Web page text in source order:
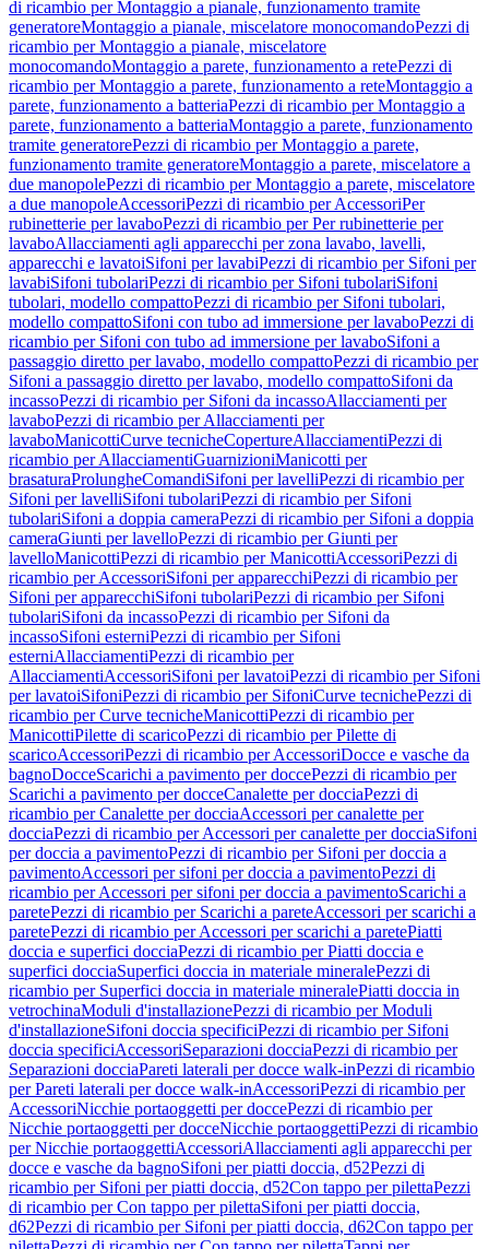
di ricambio per Montaggio a pianale, funzionamento tramite
generatoreMontaggio a pianale, miscelatore monocomandoPezzi di
ricambio per Montaggio a pianale, miscelatore
monocomandoMontaggio a parete, funzionamento a retePezzi di
ricambio per Montaggio a parete, funzionamento a reteMontaggio a
parete, funzionamento a batteriaPezzi di ricambio per Montaggio a
parete, funzionamento a batteriaMontaggio a parete, funzionamento
tramite generatorePezzi di ricambio per Montaggio a parete,
funzionamento tramite generatoreMontaggio a parete, miscelatore a
due manopolePezzi di ricambio per Montaggio a parete, miscelatore
a due manopoleAccessoriPezzi di ricambio per AccessoriPer
rubinetterie per lavaboPezzi di ricambio per Per rubinetterie per
lavaboAllacciamenti agli apparecchi per zona lavabo, lavelli,
apparecchi e lavatoiSifoni per lavabiPezzi di ricambio per Sifoni per
lavabiSifoni tubolariPezzi di ricambio per Sifoni tubolariSifoni
tubolari, modello compattoPezzi di ricambio per Sifoni tubolari,
modello compattoSifoni con tubo ad immersione per lavaboPezzi di
ricambio per Sifoni con tubo ad immersione per lavaboSifoni a
passaggio diretto per lavabo, modello compattoPezzi di ricambio per
Sifoni a passaggio diretto per lavabo, modello compattoSifoni da
incassoPezzi di ricambio per Sifoni da incassoAllacciamenti per
lavaboPezzi di ricambio per Allacciamenti per
lavaboManicottiCurve tecnicheCopertureAllacciamentiPezzi di
ricambio per AllacciamentiGuarnizioniManicotti per
brasaturaProlungheComandiSifoni per lavelliPezzi di ricambio per
Sifoni per lavelliSifoni tubolariPezzi di ricambio per Sifoni
tubolariSifoni a doppia cameraPezzi di ricambio per Sifoni a doppia
cameraGiunti per lavelloPezzi di ricambio per Giunti per
lavelloManicottiPezzi di ricambio per ManicottiAccessoriPezzi di
ricambio per AccessoriSifoni per apparecchiPezzi di ricambio per
Sifoni per apparecchiSifoni tubolariPezzi di ricambio per Sifoni
tubolariSifoni da incassoPezzi di ricambio per Sifoni da
incassoSifoni esterniPezzi di ricambio per Sifoni
esterniAllacciamentiPezzi di ricambio per
AllacciamentiAccessoriSifoni per lavatoiPezzi di ricambio per Sifoni
per lavatoiSifoniPezzi di ricambio per SifoniCurve tecnichePezzi di
ricambio per Curve tecnicheManicottiPezzi di ricambio per
ManicottiPilette di scaricoPezzi di ricambio per Pilette di
scaricoAccessoriPezzi di ricambio per AccessoriDocce e vasche da
bagnoDocceScarichi a pavimento per doccePezzi di ricambio per
Scarichi a pavimento per docceCanalette per docciaPezzi di
ricambio per Canalette per docciaAccessori per canalette per
docciaPezzi di ricambio per Accessori per canalette per docciaSifoni
per doccia a pavimentoPezzi di ricambio per Sifoni per doccia a
pavimentoAccessori per sifoni per doccia a pavimentoPezzi di
ricambio per Accessori per sifoni per doccia a pavimentoScarichi a
paretePezzi di ricambio per Scarichi a pareteAccessori per scarichi a
paretePezzi di ricambio per Accessori per scarichi a paretePiatti
doccia e superfici docciaPezzi di ricambio per Piatti doccia e
superfici docciaSuperfici doccia in materiale mineralePezzi di
ricambio per Superfici doccia in materiale mineralePiatti doccia in
vetrochinaModuli d'installazionePezzi di ricambio per Moduli
d'installazioneSifoni doccia specificiPezzi di ricambio per Sifoni
doccia specificiAccessoriSeparazioni docciaPezzi di ricambio per
Separazioni docciaPareti laterali per docce walk-inPezzi di ricambio
per Pareti laterali per docce walk-inAccessoriPezzi di ricambio per
AccessoriNicchie portaoggetti per doccePezzi di ricambio per
Nicchie portaoggetti per docceNicchie portaoggettiPezzi di ricambio
per Nicchie portaoggettiAccessoriAllacciamenti agli apparecchi per
docce e vasche da bagnoSifoni per piatti doccia, d52Pezzi di
ricambio per Sifoni per piatti doccia, d52Con tappo per pilettaPezzi
di ricambio per Con tappo per pilettaSifoni per piatti doccia,
d62Pezzi di ricambio per Sifoni per piatti doccia, d62Con tappo per